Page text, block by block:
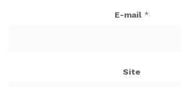
E-mail *
Site